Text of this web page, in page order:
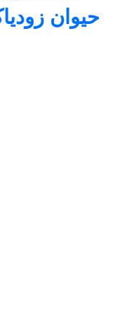
i
حیوان